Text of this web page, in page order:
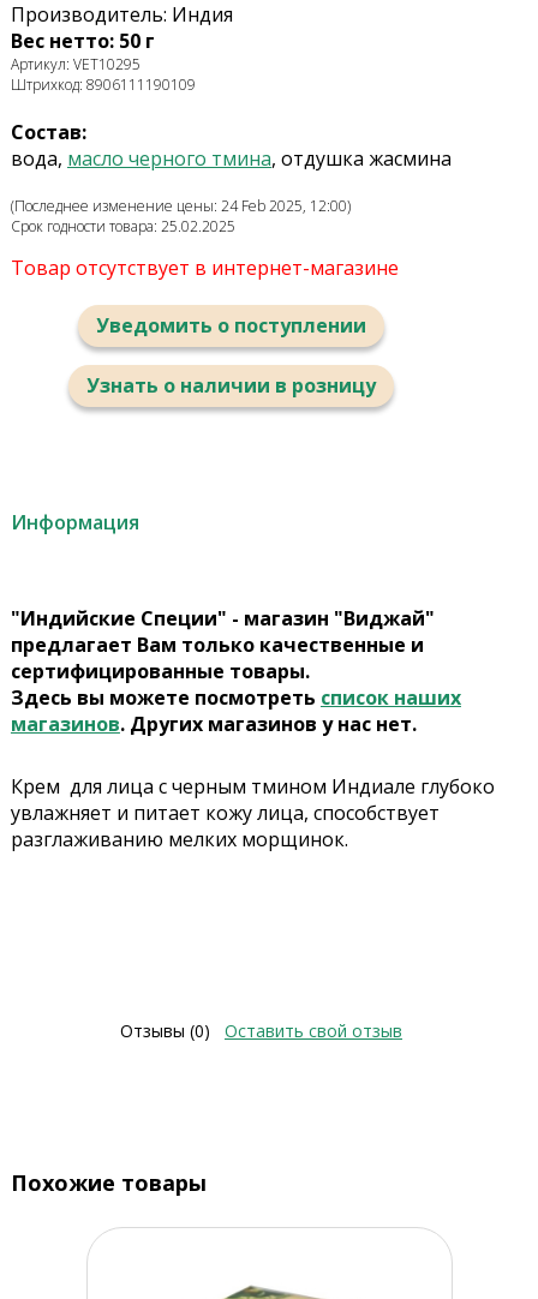
Производитель: Индия
Вес нетто: 50 г
Артикул: VET10295
Штрихкод: 8906111190109
Состав:
вода, масло черного тмина, отдушка жасмина
(Последнее изменение цены: 24 Feb 2025, 12:00)
Срок годности товара: 25.02.2025
Товар отсутствует в интернет-магазине
Уведомить о поступлении
Узнать о наличии в розницу
Информация
"Индийские Специи" - магазин "Виджай"
предлагает Вам только качественные и
сертифицированные товары.
Здесь вы можете посмотреть список наших
магазинов. Других магазинов у нас нет.
Крем для лица с черным тмином Индиале глубоко
увлажняет и питает кожу лица, способствует
разглаживанию мелких морщинок.
Отзывы (0) Оставить свой отзыв
Похожие товары